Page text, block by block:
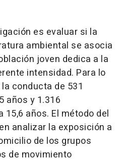
es evaluar si la
ambiental se asocia
joven dedica a la
intensidad. Para lo
conducta de 531
años y 1.316
15,6 años. El método del
analizar la exposición a
de los grupos
de movimiento